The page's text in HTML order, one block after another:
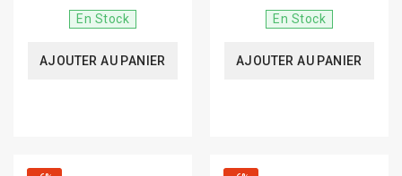
En Stock
AJOUTER AU PANIER
En Stock
AJOUTER AU PANIER